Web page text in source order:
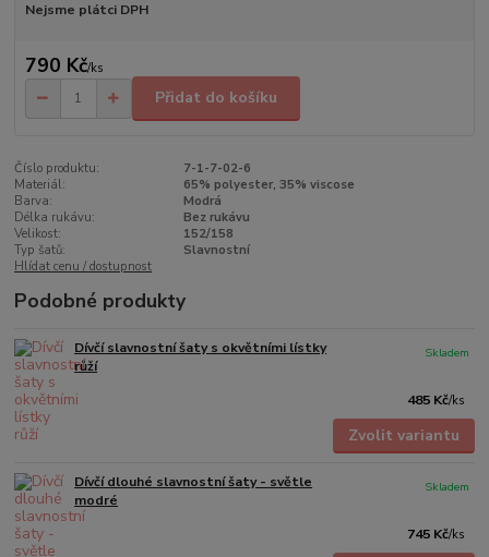
Nejsme plátci DPH
790 Kč/ks
Přidat do košíku
Číslo produktu:
7-1-7-02-6
Materiál:
65% polyester, 35% viscose
Barva:
Modrá
Délka rukávu:
Bez rukávu
Velikost:
152/158
Typ šatů:
Slavnostní
Hlídat cenu / dostupnost
Podobné produkty
Dívčí slavnostní šaty s okvětními lístky
růží
485 Kč/ks
Skladem
Zvolit variantu
Dívčí dlouhé slavnostní šaty - světle
modré
745 Kč/ks
Skladem